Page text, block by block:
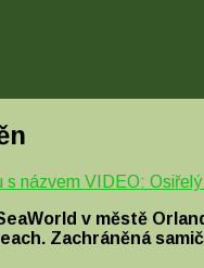
s názvem VIDEO:
v městě
Zachráněná